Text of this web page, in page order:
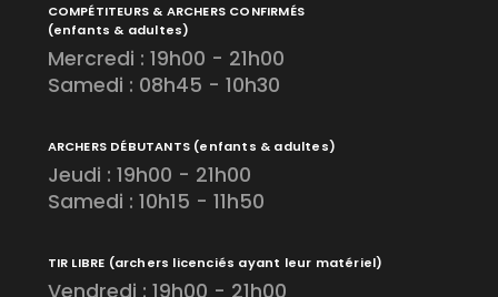
COMPÉTITEURS & ARCHERS CONFIRMÉS
(enfants & adultes)
Mercredi : 19h00 - 21h00
Samedi : 08h45 - 10h30
ARCHERS DÉBUTANTS (enfants & adultes)
Jeudi : 19h00 - 21h00
Samedi : 10h15 - 11h50
TIR LIBRE (archers licenciés ayant leur matériel)
Vendredi : 19h00 - 21h00